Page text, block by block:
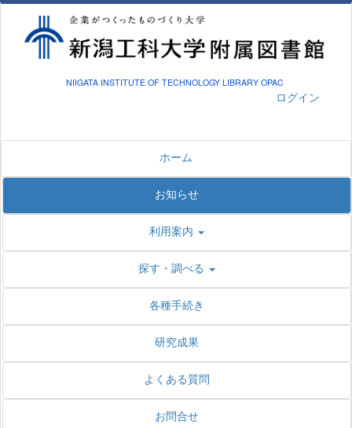
NIIGATA INSTITUTE OF TECHNOLOGY LIBRARY OPAC
ログイン
ホーム
お知らせ
利用案内
探す・調べる
各種手続き
研究成果
よくある質問
お問合せ